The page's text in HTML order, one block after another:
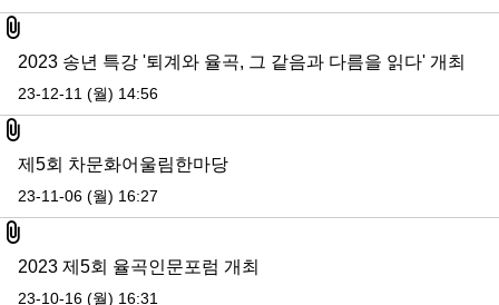
첨부파일
2023 송년 특강 '퇴계와 율곡, 그 같음과 다름을 읽다' 개최
23-12-11 (월) 14:56
첨부파일
제5회 차문화어울림한마당
23-11-06 (월) 16:27
첨부파일
2023 제5회 율곡인문포럼 개최
23-10-16 (월) 16:31